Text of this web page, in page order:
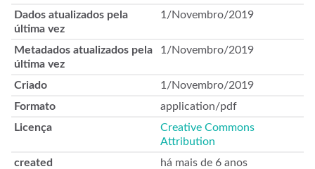
Dados atualizados pela
última vez
1/Novembro/2019
Metadados atualizados pela
última vez
1/Novembro/2019
Criado
1/Novembro/2019
Formato
application/pdf
Licença
Creative Commons
Attribution
created
há mais de 6 anos